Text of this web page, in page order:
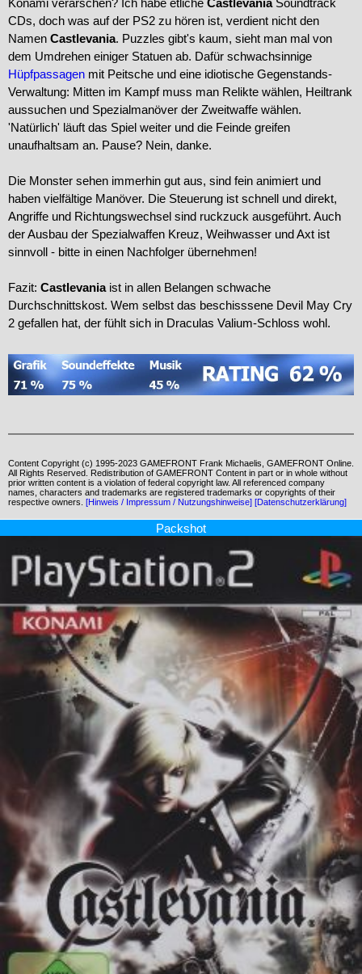
Konami verarschen? Ich habe etliche CastlevaniaSoundtrack
CDs, doch was auf der PS2 zu hören ist, verdient nicht den
Namen Castlevania. Puzzles gibt's kaum, sieht man mal von
dem Umdrehen einiger Statuen ab. Dafür schwachsinnige
Hüpfpassagen mit Peitsche und eine idiotische Gegenstands-
Verwaltung: Mitten im Kampf muss man Relikte wählen, Heiltrank
aussuchen und Spezialmanöver der Zweitwaffe wählen.
'Natürlich' läuft das Spiel weiter und die Feinde greifen
unaufhaltsam an. Pause? Nein, danke.
Die Monster sehen immerhin gut aus, sind fein animiert und
haben vielfältige Manöver. Die Steuerung ist schnell und direkt,
Angriffe und Richtungswechsel sind ruckzuck ausgeführt. Auch
der Ausbau der Spezialwaffen Kreuz, Weihwasser und Axt ist
sinnvoll - bitte in einen Nachfolger übernehmen!
Fazit: Castlevaniaist in allen Belangen schwache
Durchschnittskost. Wem selbst das beschisssene Devil May Cry
2 gefallen hat, der fühlt sich in Draculas Valium-Schloss wohl.
Content Copyright (c) 1995-2023 GAMEFRONT Frank Michaelis, GAMEFRONT Online.
All Rights Reserved. Redistribution of GAMEFRONT Content in part or in whole without
prior written content is a violation of federal copyright law. All referenced company
names, characters and trademarks are registered trademarks or copyrights of their
respective owners. [Hinweis / Impressum / Nutzungshinweise] [Datenschutzerklärung]
Packshot